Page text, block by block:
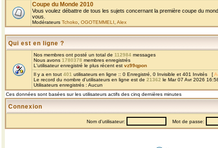
Coupe du Monde 2010
Vous voulez débattre de tous les sujets concernant la première coupe du
vous.
Modérateurs Tchoko OGOTEMMELI Alex
Qui est en ligne ?
Nos membres ont posté un total de 112984 messages
Nous avons 1780378 membres enregistrés
L'utilisateur enregistré le plus récent est vz99qpon
Il y a en tout 401 utilisateurs en ligne :: 0 Enregistré, 0 Invisible et 401 Invités [
Le record du nombre d'utilisateurs en ligne est de 21362 le Mar 07 Avr 2026
Utilisateurs enregistrés : Aucun
Ces données sont basées sur les utilisateurs actifs des cinq dernières minutes
Connexion
Nom d'utilisateur: Mot de passe: